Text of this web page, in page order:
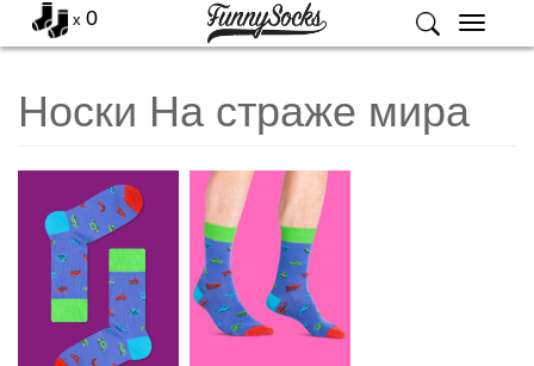
Меню
x 0
Носки На страже мира